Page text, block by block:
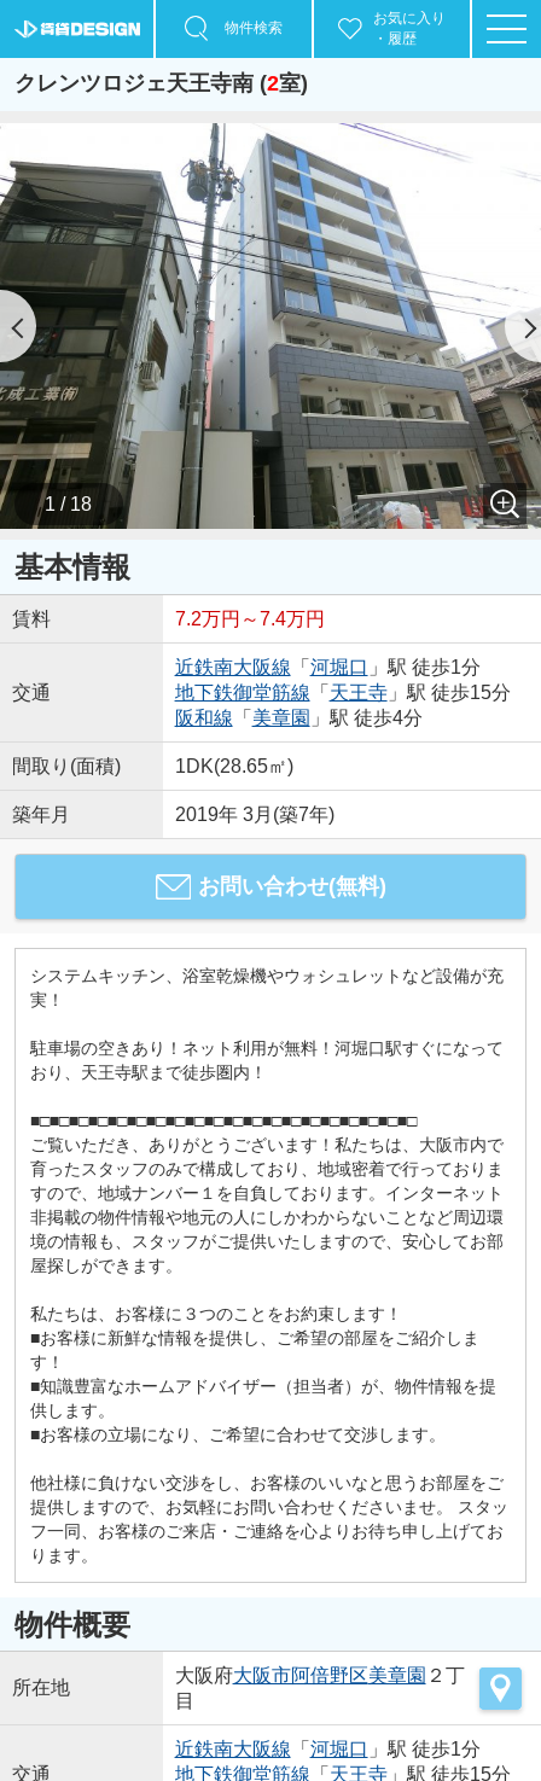
物件検索
お気に入り
・履歴
クレンツロジェ天王寺南 (2室)
1 / 18
基本情報
賃料 7.2万円～7.4万円
交通
近鉄南大阪線 「 河堀口 」駅 徒歩1分
地下鉄御堂筋線 「 天王寺」駅 徒歩15分
阪和線 「 美章園 」駅 徒歩4分
間取り(面積) 1DK(28.65㎡)
築年月 2019年 3月(築7年)
お問い合わせ(無料)
システムキッチン、浴室乾燥機やウォシュレットなど設備が充
実！
駐車場の空きあり！ネット利用が無料！河堀口駅すぐになって
おり、天王寺駅まで徒歩圏内！
■□■□■□■□■□■□■□■□■□■□■□■□■□■□■□■□■□■□■□■□
ご覧いただき、ありがとうございます！私たちは、大阪市内で
育ったスタッフのみで構成しており、地域密着で行っておりま
すので、地域ナンバー１を自負しております。インターネット
非掲載の物件情報や地元の人にしかわからないことなど周辺環
境の情報も、スタッフがご提供いたしますので、安心してお部
屋探しができます。
私たちは、お客様に３つのことをお約束します！
■お客様に新鮮な情報を提供し、ご希望の部屋をご紹介しま
す！
■知識豊富なホームアドバイザー（担当者）が、物件情報を提
供します。
■お客様の立場になり、ご希望に合わせて交渉します。
他社様に負けない交渉をし、お客様のいいなと思うお部屋をご
提供しますので、お気軽にお問い合わせくださいませ。 スタッ
フ一同、お客様のご来店・ご連絡を心よりお待ち申し上げてお
ります。
物件概要
所在地
大阪府大阪市阿倍野区美章園 ２丁
目
交通
近鉄南大阪線 「 河堀口 」駅 徒歩1分
地下鉄御堂筋線 「 天王寺」駅 徒歩15分